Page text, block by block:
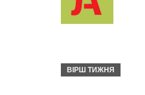
ВІРШ ТИЖНЯ